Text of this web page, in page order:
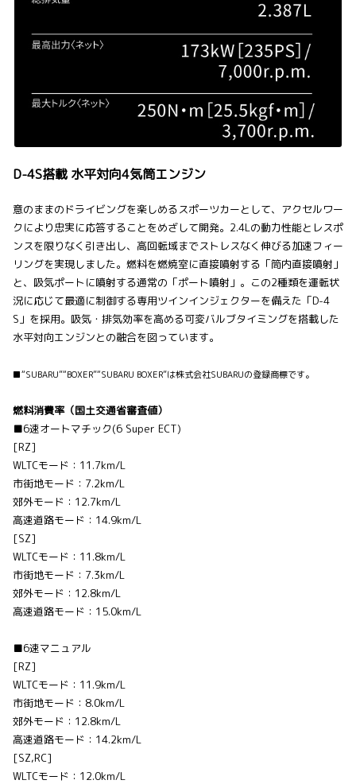
D-4S搭載 水平対向4気筒エンジン
意のままのドライビングを楽しめるスポーツカーとして、アクセルワー
クにより忠実に応答することをめざして開発。2.4Lの動力性能とレスポ
ンスを限りなく引き出し、高回転域までストレスなく伸びる加速フィー
リングを実現しました。燃料を燃焼室に直接噴射する「筒内直接噴射」
と、吸気ポートに噴射する通常の「ポート噴射」。この2種類を運転状
況に応じて最適に制御する専用ツインインジェクターを備えた「D-4
S」を採用。吸気・排気効率を高める可変バルブタイミングを搭載した
水平対向エンジンとの融合を図っています。
■“SUBARU”“BOXER”“SUBARU BOXER”は株式会社SUBARUの登録商標です。
燃料消費率（国土交通省審査値）
■6速オートマチック(6 Super ECT)
[RZ]
WLTCモード：11.7km/L
市街地モード：7.2km/L
郊外モード：12.7km/L
高速道路モード：14.9km/L
[SZ]
WLTCモード：11.8km/L
市街地モード：7.3km/L
郊外モード：12.8km/L
高速道路モード：15.0km/L
■6速マニュアル
[RZ]
WLTCモード：11.9km/L
市街地モード：8.0km/L
郊外モード：12.8km/L
高速道路モード：14.2km/L
[SZ,RC]
WLTCモード：12.0km/L